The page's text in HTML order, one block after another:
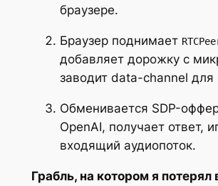
браузере.
Браузер поднимает
добавляет дорожку с
заводит data-channel для
Обменивается SDP-
OpenAI, получает ответ,
входящий аудиопоток.
Грабль, на котором я потерял